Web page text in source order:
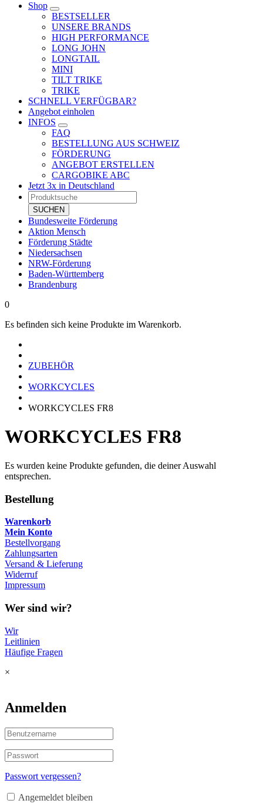
Shop
BESTSELLER
UNSERE BRANDS
HIGH PERFORMANCE
LONG JOHN
LONGTAIL
MINI
TILT TRIKE
TRIKE
SCHNELL VERFÜGBAR?
Angebot einholen
INFOS
FAQ
BESTELLUNG AUS SCHWEIZ
FÖRDERUNG
ANGEBOT ERSTELLEN
CARGOBIKE ABC
Jetzt 3x in Deutschland
Products
search
SUCHEN
Bundesweite Förderung
Aktion Mensch
Förderung Städte
Niedersachsen
NRW-Förderung
Baden-Württemberg
Brandenburg
0
Es befinden sich keine Produkte im Warenkorb.
ZUBEHÖR
WORKCYCLES
WORKCYCLES FR8
WORKCYCLES FR8
Es wurden keine Produkte gefunden, die deiner Auswahl
entsprechen.
Bestellung
Warenkorb
Mein Konto
Bestellvorgang
Zahlungsarten
Versand & Lieferung
Widerruf
Impressum
Wer sind wir?
Wir
Leitlinien
Häufige Fragen
×
Anmelden
Passwort vergessen?
Angemeldet bleiben